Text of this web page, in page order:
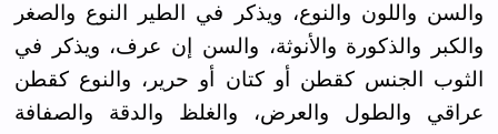
والسن واللون والنوع، ويذكر في الطير النوع والصغر
والكبر والذكورة والأنوثة، والسن إن عرف، ويذكر في
الثوب الجنس كقطن أو كتان أو حرير، والنوع كقطن
عراقي والطول والعرض، والغلظ والدقة والصفافة